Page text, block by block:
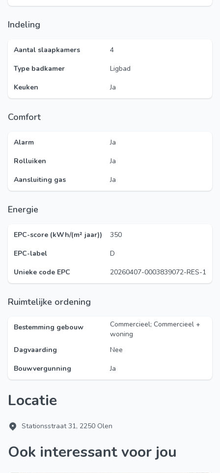
Indeling
Aantal slaapkamers
4
Type badkamer
Ligbad
Keuken
Ja
Comfort
Alarm
Ja
Rolluiken
Ja
Aansluiting gas
Ja
Energie
EPC-score (kWh/(m² jaar))
350
EPC-label
D
Unieke code EPC
20260407-0003839072-RES-1
Ruimtelijke ordening
Bestemming gebouw
Commercieel; Commercieel +
woning
Dagvaarding
Nee
Bouwvergunning
Ja
Locatie
Stationsstraat 31, 2250 Olen
Ook interessant voor jou